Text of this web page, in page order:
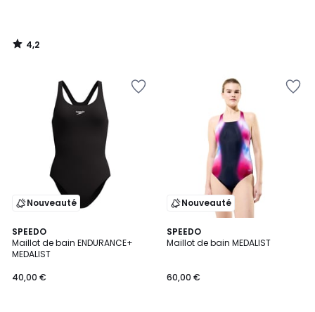
4,2
/
Nouveauté
SPEEDO
Maillot de bain ENDURANCE+
MEDALIST
40,00 €
Nouveauté
SPEEDO
Maillot de bain MEDALIST
60,00 €